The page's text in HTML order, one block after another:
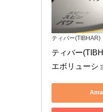
ティバー(TIBHAR)
ティバー
エボリューシ